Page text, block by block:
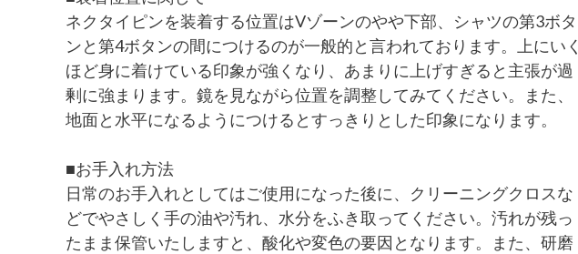
ネクタイピンを装着する位置はVゾーンのやや下部、シャツの第3ボタ
ンと第4ボタンの間につけるのが一般的と言われております。上にいく
ほど身に着けている印象が強くなり、あまりに上げすぎると主張が過
剰に強まります。鏡を見ながら位置を調整してみてください。また、
地面と水平になるようにつけるとすっきりとした印象になります。
■お手入れ方法
日常のお手入れとしてはご使用になった後に、クリーニングクロスな
どでやさしく手の油や汚れ、水分をふき取ってください。汚れが残っ
たまま保管いたしますと、酸化や変色の要因となります。また、研磨